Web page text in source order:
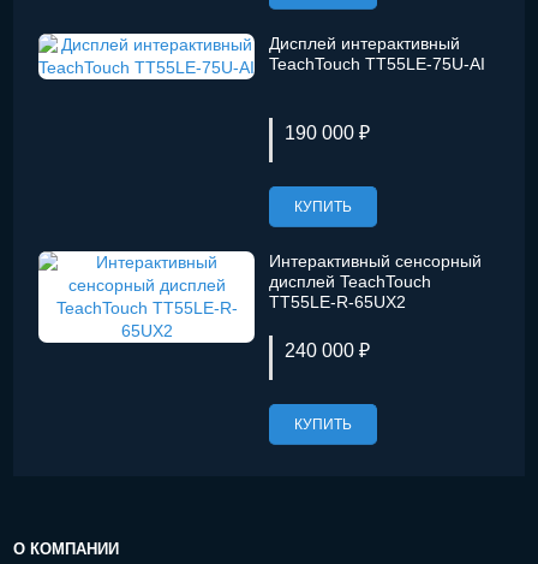
Дисплей интерактивный
TeachTouch TT55LE-75U-AI
190 000 ₽
КУПИТЬ
Интерактивный сенсорный
дисплей TeachTouch
TT55LE-R-65UX2
240 000 ₽
КУПИТЬ
О КОМПАНИИ